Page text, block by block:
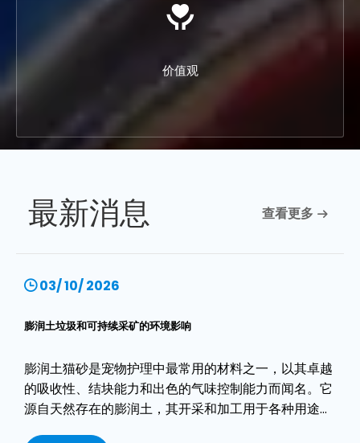
价值观
最新消息 查看更多
03/ 10/ 2026
膨润土垃圾和可持续采矿的环境影响
膨润土猫砂是宠物护理中最常用的材料之一，以其卓越
的吸收性、结块能力和出色的气味控制能力而闻名。它
源自天然存在的膨润土，其开采和加工用于各种用途，